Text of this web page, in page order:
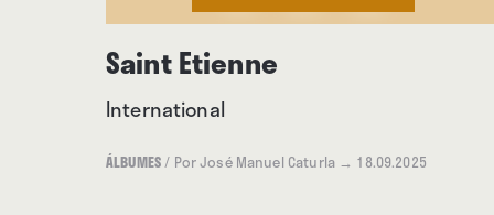
Saint Etienne
International
ÁLBUMES/ Por José Manuel Caturla → 18.09.2025